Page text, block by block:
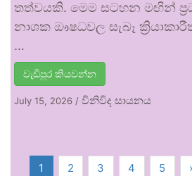
තත්වයකි. මෙම සටහන මඟින්
නාශක ඖෂධවල සැබෑ
…
වැඩිපුර කියවන්න
July 15, 2026 / විනිවිද සායනය
1 2 3 4 5 ›